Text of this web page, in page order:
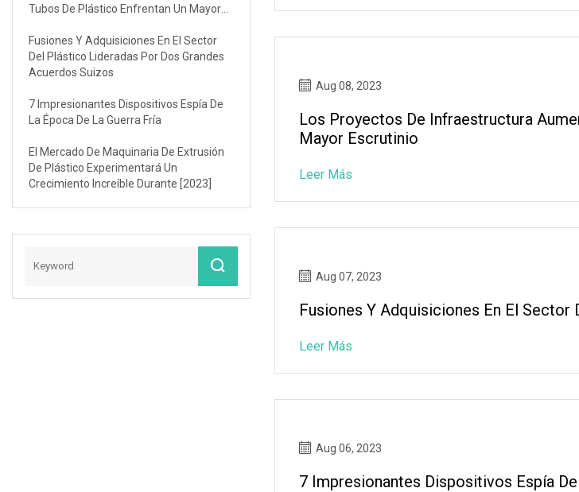
Tubos De Plástico Enfrentan Un Mayor
Fusiones Y Adquisiciones En El Sector
Del Plástico Lideradas Por Dos Grandes
Acuerdos Suizos
7 Impresionantes Dispositivos Espía De
La Época De La Guerra Fría
El Mercado De Maquinaria De Extrusión
De Plástico Experimentará Un
Crecimiento Increíble Durante [2023]
Aug 08, 2023
Los Proyectos De Infraestructura
Mayor Escrutinio
Leer Más
Aug 07, 2023
Fusiones Y Adquisiciones En El
Leer Más
Aug 06, 2023
7 Impresionantes Dispositivos Espía